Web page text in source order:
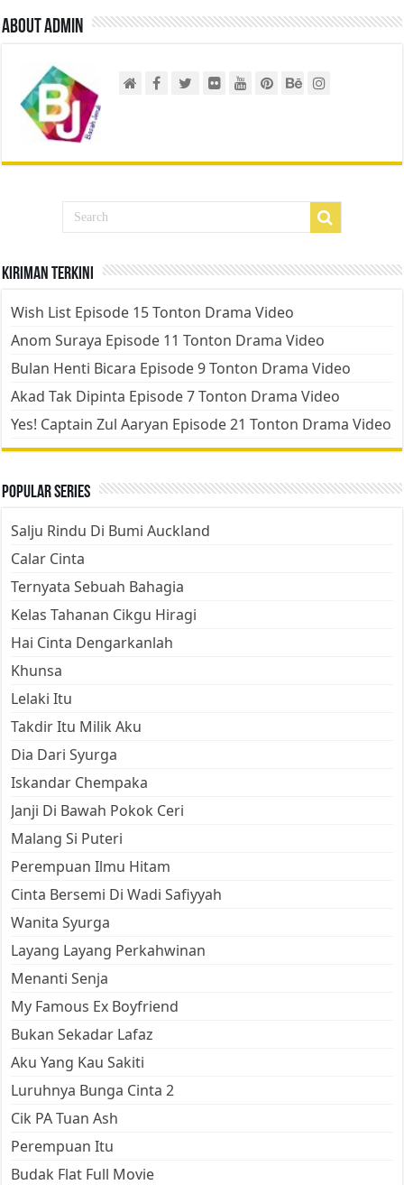
About admin
Kiriman Terkini
Wish List Episode 15 Tonton Drama Video
Anom Suraya Episode 11 Tonton Drama Video
Bulan Henti Bicara Episode 9 Tonton Drama Video
Akad Tak Dipinta Episode 7 Tonton Drama Video
Yes! Captain Zul Aaryan Episode 21 Tonton Drama Video
Popular Series
Salju Rindu Di Bumi Auckland
Calar Cinta
Ternyata Sebuah Bahagia
Kelas Tahanan Cikgu Hiragi
Hai Cinta Dengarkanlah
Khunsa
Lelaki Itu
Takdir Itu Milik Aku
Dia Dari Syurga
Iskandar Chempaka
Janji Di Bawah Pokok Ceri
Malang Si Puteri
Perempuan Ilmu Hitam
Cinta Bersemi Di Wadi Safiyyah
Wanita Syurga
Layang Layang Perkahwinan
Menanti Senja
My Famous Ex Boyfriend
Bukan Sekadar Lafaz
Aku Yang Kau Sakiti
Luruhnya Bunga Cinta 2
Cik PA Tuan Ash
Perempuan Itu
Budak Flat Full Movie